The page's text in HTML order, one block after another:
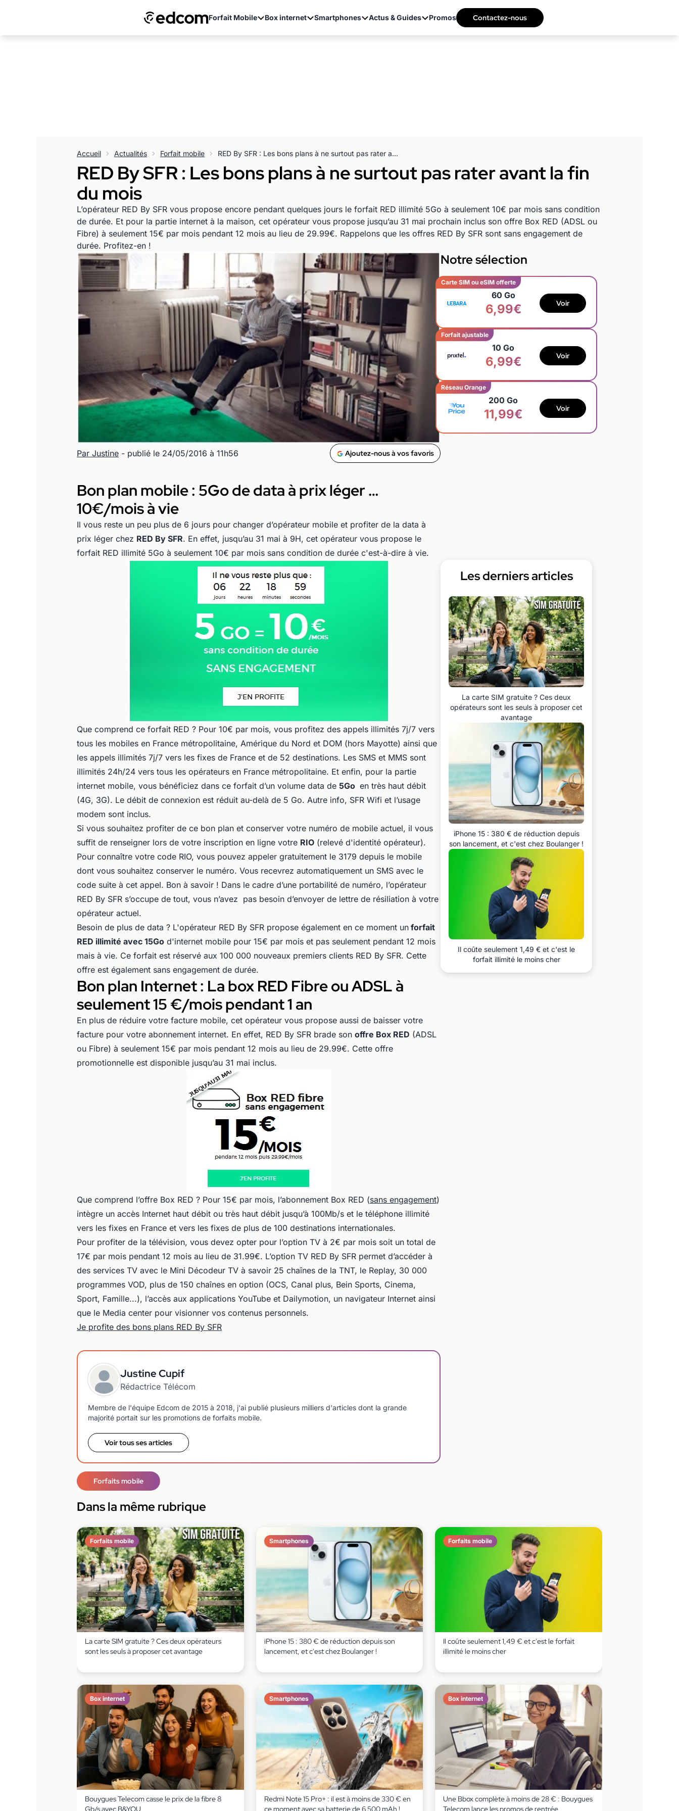
Forfait Mobile Box internet Smartphones Actus & Guides Promos Contactez-nous
Accueil Actualités Forfait mobile RED By SFR : Les bons plans à ne surtout pas rater avant la fin du mois
RED By SFR : Les bons plans à ne surtout pas rater avant la fin
du mois
L’opérateur RED By SFR vous propose encore pendant quelques jours le forfait RED illimité 5Go à seulement 10€ par mois sans condition
de durée. Et pour la partie internet à la maison, cet opérateur vous propose jusqu’au 31 mai prochain inclus son offre Box RED (ADSL ou
Fibre) à seulement 15€ par mois pendant 12 mois au lieu de 29.99€. Rappelons que les offres RED By SFR sont sans engagement de
durée. Profitez-en !
Par Justine - publié le 24/05/2016 à 11h56 Ajoutez-nous à vos favoris
Bon plan mobile : 5Go de data à prix léger …
10€/mois à vie
Il vous reste un peu plus de 6 jours pour changer d’opérateur mobile et profiter de la data à
prix léger chez RED By SFR. En effet, jusqu’au 31 mai à 9H, cet opérateur vous propose le
forfait RED illimité 5Go à seulement 10€ par mois sans condition de durée c'est-à-dire à vie.
Que comprend ce forfait RED ? Pour 10€ par mois, vous profitez des appels illimités 7j/7 vers
tous les mobiles en France métropolitaine, Amérique du Nord et DOM (hors Mayotte) ainsi que
les appels illimités 7j/7 vers les fixes de France et de 52 destinations. Les SMS et MMS sont
illimités 24h/24 vers tous les opérateurs en France métropolitaine. Et enfin, pour la partie
internet mobile, vous bénéficiez dans ce forfait d’un volume data de 5Go en très haut débit
(4G, 3G). Le débit de connexion est réduit au-delà de 5 Go. Autre info, SFR Wifi et l’usage
modem sont inclus.
Si vous souhaitez profiter de ce bon plan et conserver votre numéro de mobile actuel, il vous
suffit de renseigner lors de votre inscription en ligne votre RIO (relevé d'identité opérateur).
Pour connaître votre code RIO, vous pouvez appeler gratuitement le 3179 depuis le mobile
dont vous souhaitez conserver le numéro. Vous recevrez automatiquement un SMS avec le
code suite à cet appel. Bon à savoir ! Dans le cadre d’une portabilité de numéro, l’opérateur
RED By SFR s’occupe de tout, vous n’avez pas besoin d’envoyer de lettre de résiliation à votre
opérateur actuel.
Besoin de plus de data ? L'opérateur RED By SFR propose également en ce moment un forfait
RED illimité avec 15Go d'internet mobile pour 15€ par mois et pas seulement pendant 12 mois
mais à vie. Ce forfait est réservé aux 100 000 nouveaux premiers clients RED By SFR. Cette
offre est également sans engagement de durée.
Bon plan Internet : La box RED Fibre ou ADSL à
seulement 15 €/mois pendant 1 an
En plus de réduire votre facture mobile, cet opérateur vous propose aussi de baisser votre
facture pour votre abonnement internet. En effet, RED By SFR brade son offre Box RED (ADSL
ou Fibre) à seulement 15€ par mois pendant 12 mois au lieu de 29.99€. Cette offre
promotionnelle est disponible jusqu’au 31 mai inclus.
Que comprend l’offre Box RED ? Pour 15€ par mois, l’abonnement Box RED (sans engagement)
intègre un accès Internet haut débit ou très haut débit jusqu’à 100Mb/s et le téléphone illimité
vers les fixes en France et vers les fixes de plus de 100 destinations internationales.
Pour profiter de la télévision, vous devez opter pour l’option TV à 2€ par mois soit un total de
17€ par mois pendant 12 mois au lieu de 31.99€. L’option TV RED By SFR permet d’accéder à
des services TV avec le Mini Décodeur TV à savoir 25 chaînes de la TNT, le Replay, 30 000
programmes VOD, plus de 150 chaînes en option (OCS, Canal plus, Bein Sports, Cinema,
Sport, Famille...), l’accès aux applications YouTube et Dailymotion, un navigateur Internet ainsi
que le Media center pour visionner vos contenus personnels.
Je profite des bons plans RED By SFR
Justine Cupif
Rédactrice Télécom
Membre de l'équipe Edcom de 2015 à 2018, j'ai publié plusieurs milliers d'articles dont la grande
majorité portait sur les promotions de forfaits mobile.
Voir tous ses articles
Forfaits mobile
Notre sélection
Carte SIM ou eSIM offerte
60 Go
6,99€ Voir
Forfait ajustable
10 Go
6,99€ Voir
Réseau Orange
200 Go
11,99€ Voir
Les derniers articles
La carte SIM gratuite ? Ces deux
opérateurs sont les seuls à proposer cet
avantage
iPhone 15 : 380 € de réduction depuis
son lancement, et c'est chez Boulanger !
Il coûte seulement 1,49 € et c'est le
forfait illimité le moins cher
Dans la même rubrique
Forfaits mobile
La carte SIM gratuite ? Ces deux opérateurs
sont les seuls à proposer cet avantage
Smartphones
iPhone 15 : 380 € de réduction depuis son
lancement, et c'est chez Boulanger !
Forfaits mobile
Il coûte seulement 1,49 € et c'est le forfait
illimité le moins cher
Box internet
Bouygues Telecom casse le prix de la fibre 8
Gb/s avec B&YOU
Smartphones
Redmi Note 15 Pro+ : il est à moins de 330 € en
ce moment avec sa batterie de 6 500 mAh !
Box internet
Une Bbox complète à moins de 28 € : Bouygues
Telecom lance les promos de rentrée